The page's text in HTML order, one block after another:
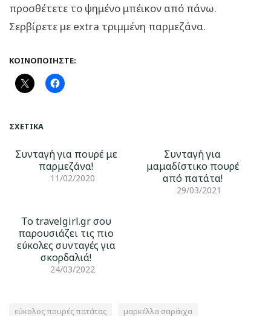
προσθέτετε το ψημένο μπέικον από πάνω.
Σερβίρετε με extra τριμμένη παρμεζάνα.
ΚΟΙΝΟΠΟΙΉΣΤΕ:
ΣΧΕΤΙΚΆ
Συνταγή για πουρέ με
παρμεζάνα!
11/02/2020
Συνταγή για
μαμαδίστικο πουρέ
από πατάτα!
29/03/2021
Το travelgirl.gr σου
παρουσιάζει τις πιο
εύκολες συνταγές για
σκορδαλιά!
24/03/2022
εύκολος πουρές πατάτας μαρκέλλα σαράιχα